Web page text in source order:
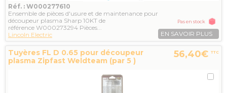
Réf. : W000277610
Ensemble de pièces d'usure et de maintenance pour
découpeur plasma Sharp 10KT de
référence W000273294 Pièces...
Lincoln Electric
Pas en stock
EN SAVOIR PLUS
Tuyères FL D 0.65 pour découpeur
plasma Zipfast Weldteam (par 5 )
56,40€ TTC